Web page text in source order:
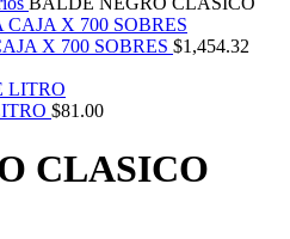
X 700 SOBRES $1,454.32
$81.00
CLASICO